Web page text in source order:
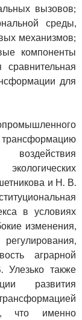
вызовов;
среды,
механизмов;
компоненты
для
трансформацию
и Н. В.
в условиях
изменения,
аграрной
также
развития
что именно